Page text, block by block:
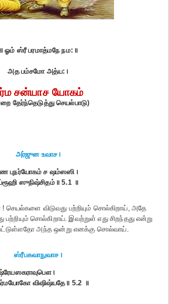
॥ ஓம் ஸ்ரீ பரமாத்மநே நம:॥
அத பம்சமோ அத்ய:।
சன்யாச யோகம்
தேர்ந்தெடுத்து செயல்பாடு)
அர்ஜுன உவாச।
புநர்யோகம் ச ஷம்ஸஸி।
ஸுநிஷ்சிதம்॥ 5.1 ॥
செயல்களை விடுவது பற்றியும் சொல்கிறாய், அதே
சொல்கிறாய். இவற்றுள் எது சிறந்தது என்று
அந்த ஒன்று எனக்கு சொல்வாய்.
ஸ்ரீபகவாநுவாச।
விஷிஷ்யதே॥ 5.2 ॥